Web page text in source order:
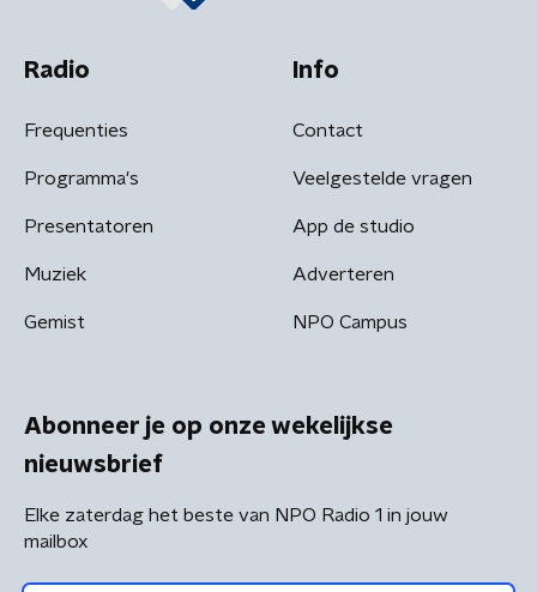
Radio
Frequenties
Programma's
Presentatoren
Muziek
Gemist
Info
Contact
Veelgestelde vragen
App de studio
Adverteren
NPO Campus
Abonneer je op onze wekelijkse
nieuwsbrief
Elke zaterdag het beste van NPO Radio 1 in jouw
mailbox